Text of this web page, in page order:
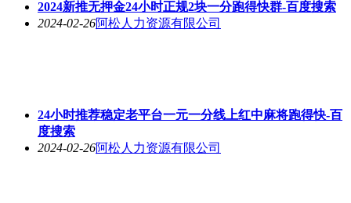
2024新推无押金24小时正规2块一分跑得快群-百度搜索
2024-02-26阿松人力资源有限公司
24小时推荐稳定老平台一元一分线上红中麻将跑得快-百
度搜索
2024-02-26阿松人力资源有限公司